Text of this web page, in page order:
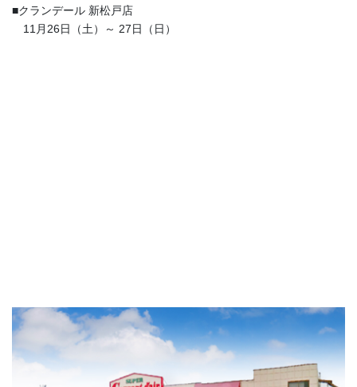
■クランデール 新松戸店
11月26日（土）～ 27日（日）